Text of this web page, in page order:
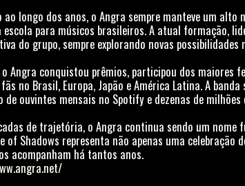
longo dos anos, o Angra sempre manteve um
para músicos brasileiros. A atual formação,
do grupo, sempre explorando novas possibilidades
o Angra conquistou prêmios, participou dos maiores
no Brasil, Europa, Japão e América Latina. A
ouvintes mensais no Spotify e dezenas de milhões
de trajetória, o Angra continua sendo um
of Shadows representa não apenas uma celebração
acompanham há tantos anos.